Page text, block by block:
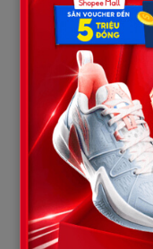
Đám cưới vẫn diễn ra
váy cưới lộng lẫy như
không những ánh
và những lời thì thầm
sang lấy thợ xây,
Tôi nghe hết nhưng
Đêm tân hôn, căn
cái tủ cũ, một bóng
lúng túng. Anh nói tôi
anh không vào à. Anh